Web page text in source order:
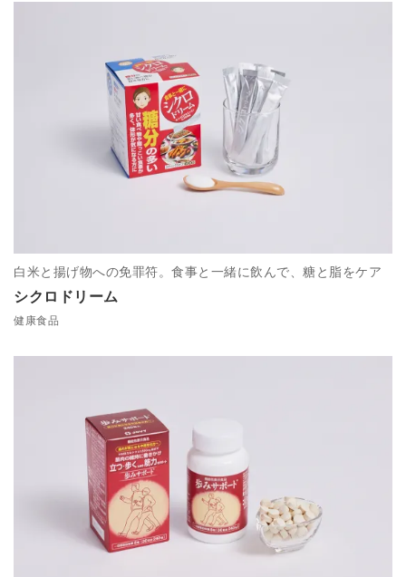
シクロドリーム
白米と揚げ物への免罪符。食事と一緒に飲んで、糖と脂をケア
健康食品